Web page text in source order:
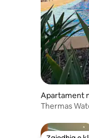
Apartament
Thermas